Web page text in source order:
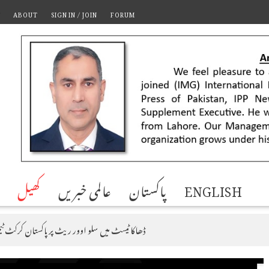
ABOUT SIGN IN / JOIN FORUM
کھیل عالمی خبریں پاکستان ENGLISH
ڈھاکا ٹیسٹ میں سلو اوور ریٹ پر پاکستان کرکٹ